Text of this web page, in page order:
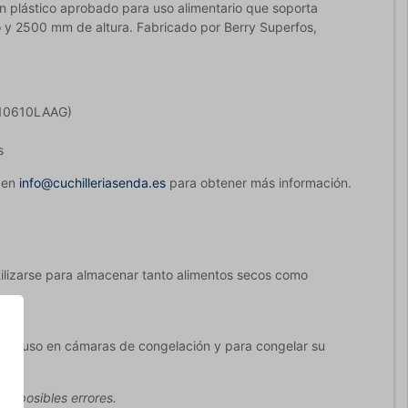
plástico aprobado para uso alimentario que soporta
2500 mm de altura. Fabricado por Berry Superfos,
info@cuchilleriasenda.es para obtener más información.
para almacenar tanto alimentos secos como
uso en cámaras de congelación y para congelar su
posibles errores.